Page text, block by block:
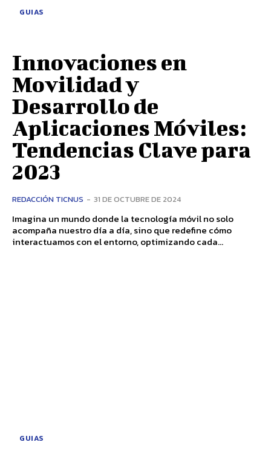
GUIAS
Innovaciones en
Movilidad y
Desarrollo de
Aplicaciones Móviles:
Tendencias Clave para
2023
REDACCIÓN TICNUS - 31 DE OCTUBRE DE 2024
Imagina un mundo donde la tecnología móvil no solo
acompaña nuestro día a día, sino que redefine cómo
interactuamos con el entorno, optimizando cada...
GUIAS